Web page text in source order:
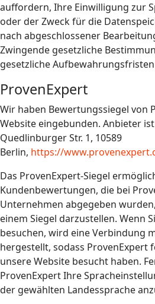
auffordern, Ihre Einwilligung zur
oder der Zweck für die
nach abgeschlossener
Zwingende gesetzliche
gesetzliche
ProvenExpert
Wir haben Bewertungssiegel von
Website eingebunden. Anbieter
Quedlinburger Str. 1, 10589
Berlin, https://
Das ProvenExpert-Siegel
Kundenbewertungen, die bei
Unternehmen abgegeben
einem Siegel darzustellen. Wenn
besuchen, wird eine Verbindung
hergestellt, sodass ProvenExpert
unsere Website besucht haben.
ProvenExpert Ihre
der gewählten Landessprache